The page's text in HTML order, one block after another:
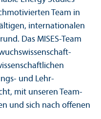
Team in
internationalen
Das MISES-Team
und Lehr­
mit unseren Team­
und sich nach offenen